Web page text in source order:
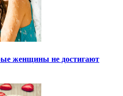
женщины не достигают